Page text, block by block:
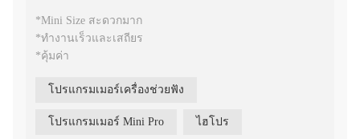
*Mini Size สะดวกมาก
*ทำงานเร็วและเสถียร
*คุ้มค่า
โปรแกรมเมอร์เครื่องช่วยฟัง
โปรแกรมเมอร์ Mini Pro ไฮโปร